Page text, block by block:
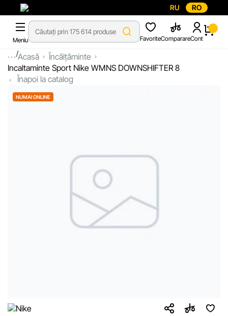
RU RO
Meniu FavoriteComparareCont
...Acasă
Încălțăminte
Incaltaminte Sport Nike WMNS DOWNSHIFTER 8
Înapoi la catalog
NUMAI ONLINE